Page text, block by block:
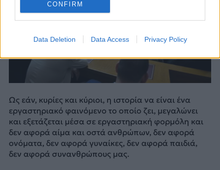
CONFIRM
Data Deletion Data Access Privacy Policy
Ως εάν, κυρίες και κύριοι, η ιστορία να είναι ένα
εργαστηριακό φαινόμενο το οποίο ζει, μεγαλώνει
και εξετάζεται μέσα σε εργαστηριακή φορμόλη και
δεν αφορά αίμα και οστά ανθρώπων, δεν αφορά
ονόματα, δεν αφορά γυναίκες, δεν αφορά παιδιά,
δεν αφορά συνανθρώπους μας.